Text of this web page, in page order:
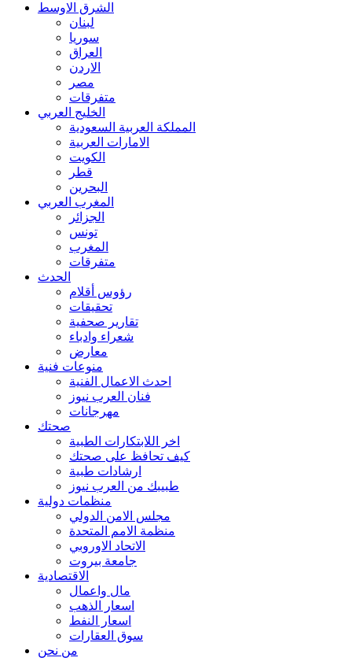
الشرق الاوسط
لبنان
سوريا
العراق
الاردن
مصر
متفرقات
الخليج العربي
المملكة العربية السعودية
الامارات العربية
الكويت
قطر
البحرين
المغرب العربي
الجزائر
تونس
المغرب
متفرقات
الحدث
رؤوس أقلام
تحقيقات
تقارير صحفية
شعراء وادباء
معارض
منوعات فنية
احدث الاعمال الفنية
فنان العرب نيوز
مهرجانات
صحتك
اخر اللابتكارات الطبية
كيف تحافظ على صحتك
ارشادات طبية
طبيبك من العرب نيوز
منظمات دولية
مجلس الامن الدولي
منظمة الامم المتحدة
الاتحاد الاوروبي
جامعة بيروت
الاقتصادية
مال واعمال
اسعار الذهب
اسعار النفط
سوق العقارات
من نحن